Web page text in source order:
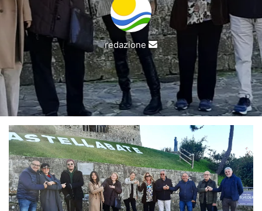
redazione
Invia
un'email